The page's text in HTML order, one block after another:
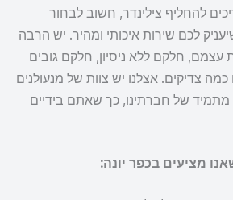
להחליף צילינדר, חשוב לבחור
לכם שירות איכותי ומהיר. יש הרבה
עצמם, חלקם ללא ניסיון, חלקם גובים
צדיקים. אצלנו יש צוות של מנעולנים
מתמיד של חברתינו, כך שאתם בידיים
מציעים בכפר יונה: